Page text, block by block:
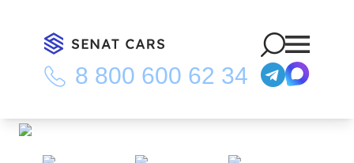
8 800 600 62 34
Главная Каталог/Audi Q5 45 TFSI Quattro Premium 4WD